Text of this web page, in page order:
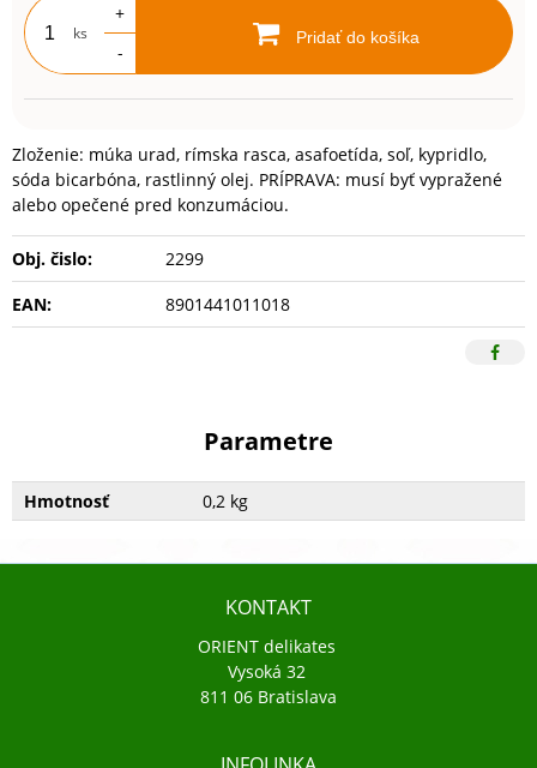
ks
+
-
Pridať do košíka
Zloženie: múka urad, rímska rasca, asafoetída, soľ, kypridlo,
sóda bicarbóna, rastlinný olej. PRÍPRAVA: musí byť vypražené
alebo opečené pred konzumáciou.
Obj. čislo:
2299
EAN:
8901441011018
Parametre
Hmotnosť 0,2 kg
KONTAKT
ORIENT delikates
Vysoká 32
811 06 Bratislava